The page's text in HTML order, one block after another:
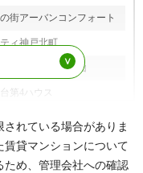
町小部、山田町大池、山
町下谷上、山田町衝原、
原野、山田町東下、山田
街アーバンコンフォート
ィ神戸北町
ンコーポ神戸花山
第4ハウス
ルアルス藤原台
れている場合がありま
貸マンションについて
ため、管理会社への確認